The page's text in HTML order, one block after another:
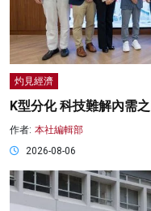
灼見經濟
K型分化 科技難解內需
作者: 本社編輯部
2026-08-06